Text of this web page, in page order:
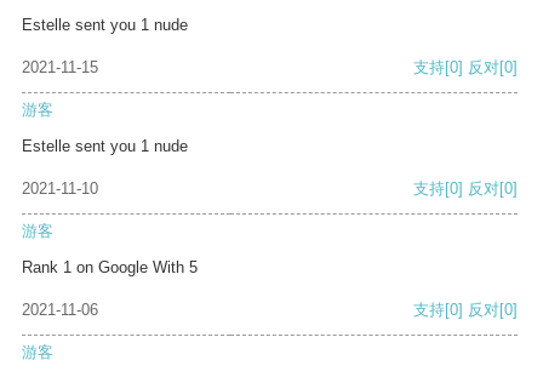
Estelle sent you 1 nude
2021-11-15 支持[0] 反对[0]
游客
Estelle sent you 1 nude
2021-11-10 支持[0] 反对[0]
游客
Rank 1 on Google With 5
2021-11-06 支持[0] 反对[0]
游客